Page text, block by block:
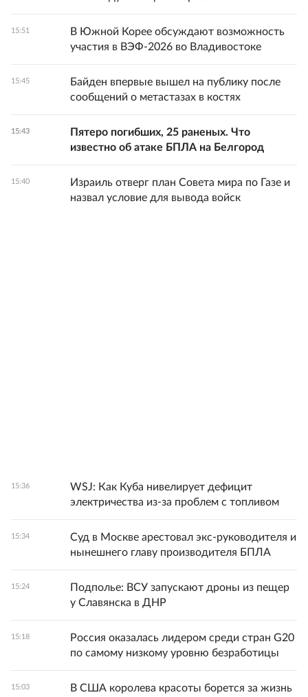
15:51
В Южной Корее обсуждают возможность
участия в ВЭФ-2026 во Владивостоке
15:45
Байден впервые вышел на публику после
сообщений о метастазах в костях
15:43
Пятеро погибших, 25 раненых. Что
известно об атаке БПЛА на Белгород
15:40
Израиль отверг план Совета мира по Газе и
назвал условие для вывода войск
15:36
WSJ: Как Куба нивелирует дефицит
электричества из-за проблем с топливом
15:34
Суд в Москве арестовал экс-руководителя и
нынешнего главу производителя БПЛА
15:24
Подполье: ВСУ запускают дроны из пещер
у Славянска в ДНР
15:18
Россия оказалась лидером среди стран G20
по самому низкому уровню безработицы
15:03
В США королева красоты борется за жизнь